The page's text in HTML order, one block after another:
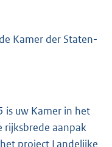
Kamer der Staten-
is uw Kamer in het
rijksbrede aanpak
project Landelijke